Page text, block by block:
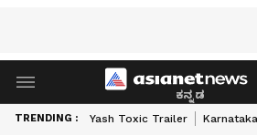
ಕನ್ನಡ
TRENDING : Yash Toxic Trailer